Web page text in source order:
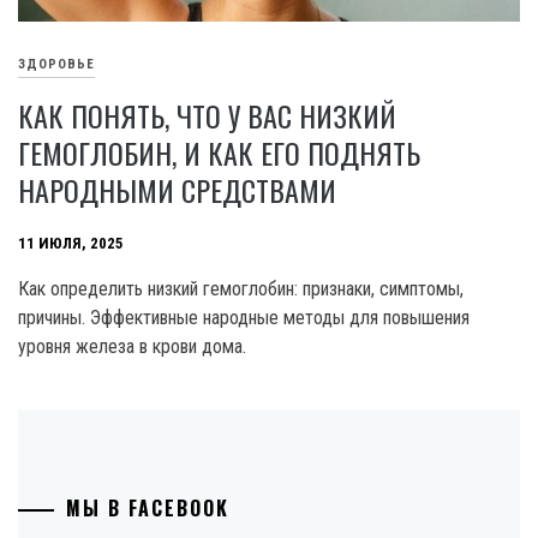
ЗДОРОВЬЕ
КАК ПОНЯТЬ, ЧТО У ВАС НИЗКИЙ
ГЕМОГЛОБИН, И КАК ЕГО ПОДНЯТЬ
НАРОДНЫМИ СРЕДСТВАМИ
11 ИЮЛЯ, 2025
Как определить низкий гемоглобин: признаки, симптомы,
причины. Эффективные народные методы для повышения
уровня железа в крови дома.
МЫ В FACEBOOK